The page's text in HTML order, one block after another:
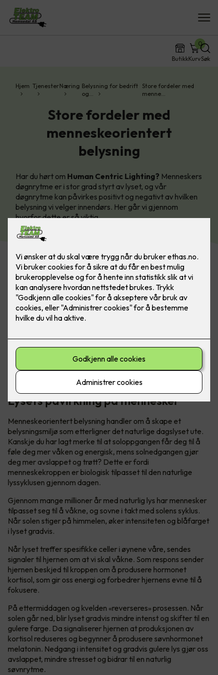
ButikkKurv
0
Søk
Hjem TjenesterNæring Belysning for bedrift
og…
Store fordeler med
menne…
Store fordeler med
menneskeorientert
belysning
Har du hørt om Human Centric Lighting? Menneskers
døgnrytme er i stor grad styrt av lyset, og vår
døgnrytme kan påvirkes positivt og negativt av hvilken
belysning vi velger innendørs. Her går vi gjennom
hvorfor dette er så viktig.
Menneskeorientert belysning (HCL) tar en helhetlig
tilnærming til å forstå hvordan lys påvirker mennesker.
Lysets påvirkning på mennesker
Menneskeorientert belysning handler om å skape et
belysningsmiljø som etterligner det naturlige dagslyset ute.
Kanskje du har lagt merke til at soloppgangen får deg til å
føle deg mer våken og energisk, mens solnedgangen gjør
deg mer avslappet og trøtt? Dette er fordi
menneskekroppen er biologisk tilpasset til den naturlige
lyssyklusen gjennom dagen.
Gjennom mange millioner år med naturlig lys har mennesker
tilpasset seg til å våkne, og sovne i takt med solens syklus.
Når solen stiger på himmelen, øker intensiteten og blåfarget
i lyset gradvis.
Når lyset treffer spesifikke celler i øynene våre, sendes
signaler til hjernen om at vi skal våkne. Som respons sender
hjernen beskjed til kroppen om å produsere hormonet
kortisol, som gir oss energi og forbedrer hjernens evne til å
fokusere.
På ettermiddagen og kvelden «reverseres» prosessen. Når
solen går ned, blir lyset gradvis mindre intenst og skifter til en
gulere farge. Da signaliserer hjernen at produksjonen av
kortisol reduseres og begynner å produsere søvnhormonet
melatonin. Nedgang i intensitet og gradvis gulere lys gjør oss
avslappet, mindre stresset og bidrar til en naturlig
søvnrytme.